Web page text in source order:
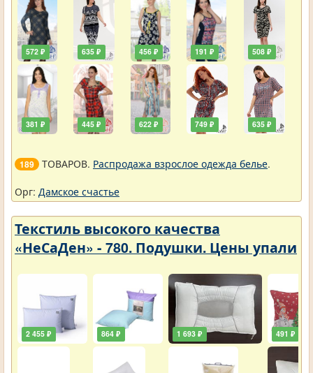
572 ₽
381 ₽
635 ₽
445 ₽
456 ₽
622 ₽
191 ₽
749 ₽
508 ₽
635 ₽
189 ТОВАРОВ. Распродажа взрослое одежда белье.
Орг: Дамское счастье
Текстиль высокого качества
«НеСаДен» - 780. Подушки. Цены упали
2 455 ₽ 864 ₽ 1 693 ₽ 491 ₽